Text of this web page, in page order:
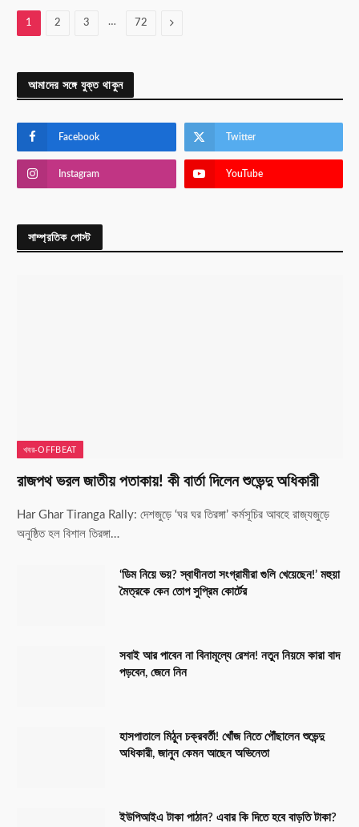
1 2 3 … 72 Next
আমাদের সঙ্গে যুক্ত থাকুন
Facebook Twitter
Instagram YouTube
সাম্প্রতিক পোস্ট
খবর-OFFBEAT
রাজপথ ভরল জাতীয় পতাকায়! কী বার্তা দিলেন শুভেন্দু অধিকারী
Har Ghar Tiranga Rally: দেশজুড়ে ‘ঘর ঘর তিরঙ্গা’ কর্মসূচির আবহে রাজ্যজুড়ে
অনুষ্ঠিত হল বিশাল তিরঙ্গা…
‘ডিম নিয়ে ভয়? স্বাধীনতা সংগ্রামীরা গুলি খেয়েছেন!’ মহুয়া
মৈত্রকে কেন তোপ সুপ্রিম কোর্টের
সবাই আর পাবেন না বিনামূল্যে রেশন! নতুন নিয়মে কারা বাদ
পড়বেন, জেনে নিন
হাসপাতালে মিঠুন চক্রবর্তী! খোঁজ নিতে পৌঁছালেন শুভেন্দু
অধিকারী, জানুন কেমন আছেন অভিনেতা
ইউপিআইএ টাকা পাঠান? এবার কি দিতে হবে বাড়তি টাকা?